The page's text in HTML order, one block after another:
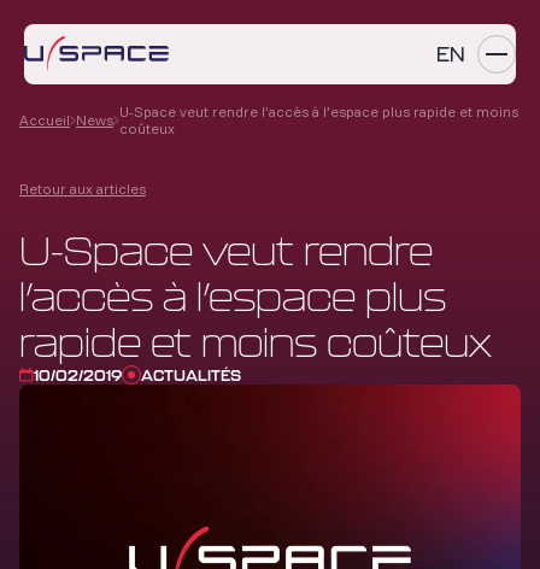
EN
SERVICES
PRODUITS
RÉFÉRENCES
ENTREPRISE
CARRIÈRES
Accueil News U-Space veut rendre l’accès à l’espace plus rapide et moins
coûteux
Retour aux articles
U-Space veut rendre
l’accès à l’espace plus
rapide et moins coûteux
10/02/2019 ACTUALITÉS